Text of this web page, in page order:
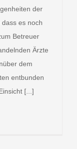
der
es noch
Betreuer
Ärzte
dem
entbunden
[...]